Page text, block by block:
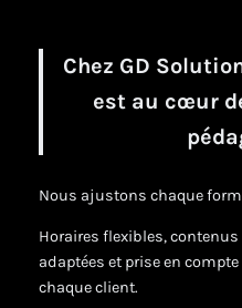
Chez GD
est au cœur
Nous ajustons chaque
Horaires flexibles,
adaptées et prise en
chaque client.